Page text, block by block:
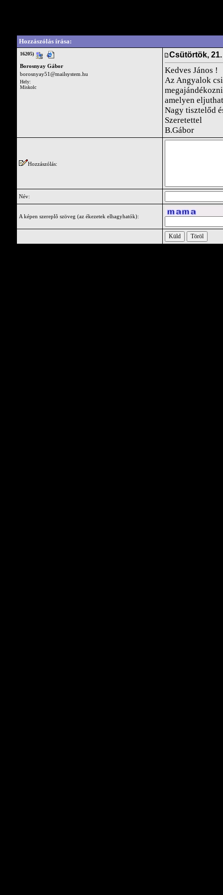
Hozzászólás írása:
16205)
Borosnyay Gábor
borosnyay51@mailsystem.hu
Hely:
Miskolc
Csütörtök,
Kedves János !
Az Angyalok
amelyen
Nagy tisztelőd
Szeretettel
B.Gábor
Hozzászólás:
Név:
A képen szereplõ szöveg (az ékezetek elhagyhatók):